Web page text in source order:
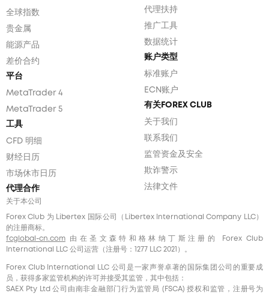
全球指数
贵金属
能源产品
差价合约
平台
MetaTrader 4
MetaTrader 5
工具
CFD 明细
财经日历
市场休市日历
代理合作
代理扶持
推广工具
数据统计
账户类型
标准账户
ECN账户
有关FOREX CLUB
关于我们
联系我们
监管资金及安全
欺诈警示
法律文件
关于本公司
Forex Club 为 Libertex 国际公司（Libertex International Company LLC）
的注册商标。
fcglobal-cn.com 由在圣文森特和格林纳丁斯注册的 Forex Club
International LLC 公司运营（注册号：1277 LLC 2021）。
Forex Club International LLC 公司是一家声誉卓著的国际集团公司的重要成
员，获得多家监管机构的许可并接受其监管，其中包括：
SAEX Pty Ltd 公司由南非金融部门行为监管局 (FSCA) 授权和监管，注册号为